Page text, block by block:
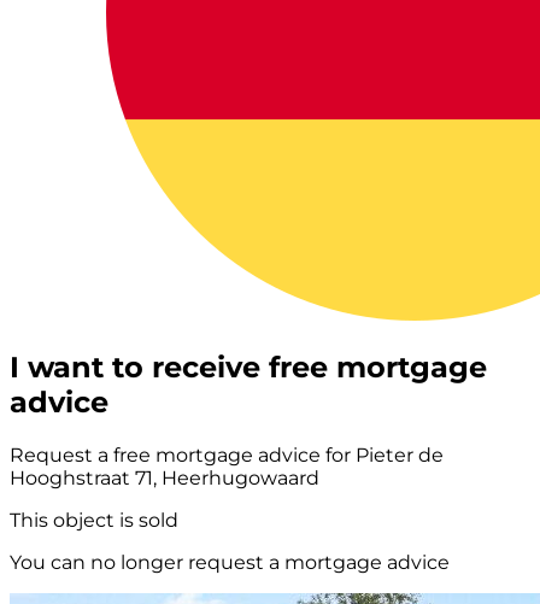
I want to receive free mortgage
advice
Request a free mortgage advice for Pieter de
Hooghstraat 71, Heerhugowaard
This object is sold
You can no longer request a mortgage advice